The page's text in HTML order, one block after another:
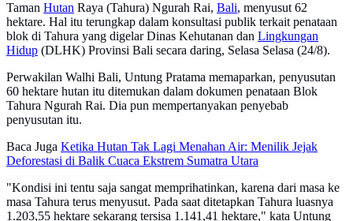
Taman Hutan Raya (Tahura) Ngurah Rai, Bali, menyusut 62
hektare. Hal itu terungkap dalam konsultasi publik terkait penataan
blok di Tahura yang digelar Dinas Kehutanan dan Lingkungan
Hidup (DLHK) Provinsi Bali secara daring, Selasa Selasa (24/8).
Perwakilan Walhi Bali, Untung Pratama memaparkan, penyusutan
60 hektare hutan itu ditemukan dalam dokumen penataan Blok
Tahura Ngurah Rai. Dia pun mempertanyakan penyebab
penyusutan itu.
Baca Juga Ketika Hutan Tak Lagi Menahan Air: Menilik Jejak
Deforestasi di Balik Cuaca Ekstrem Sumatra Utara
"Kondisi ini tentu saja sangat memprihatinkan, karena dari masa ke
masa Tahura terus menyusut. Pada saat ditetapkan Tahura luasnya
1.203,55 hektare sekarang tersisa 1.141,41 hektare," kata Untung